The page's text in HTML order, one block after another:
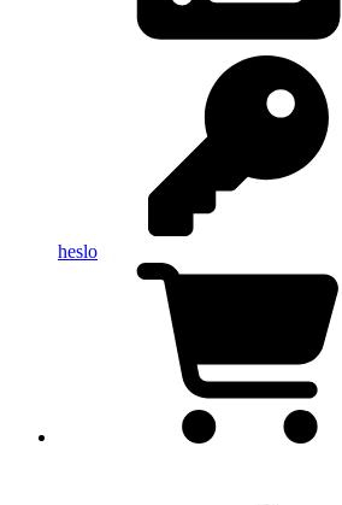
heslo